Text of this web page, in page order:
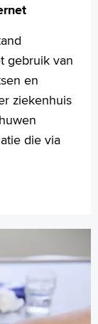
gebruik van
en
ziekenhuis
die via